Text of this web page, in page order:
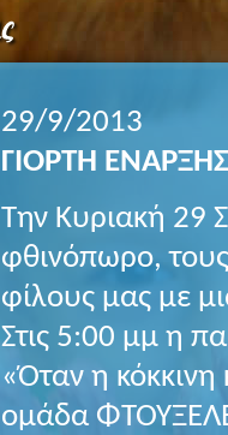
29/9/2013
ΓΙΟΡΤΗ
Την Κυριακή 29
φθινόπωρο, τους
φίλους μας με
Στις 5:00 μμ η
«Όταν η
ομάδα